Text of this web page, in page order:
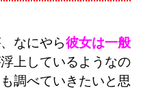
なにやら彼女は一般
上しているようなの
調べていきたいと思